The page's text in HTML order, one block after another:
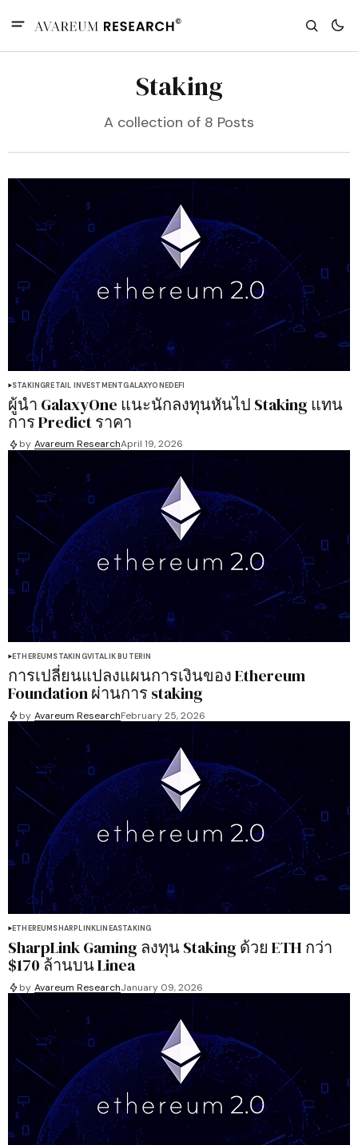
Staking
A collection of 8 Posts
STAKINGRETAIL INVESTMENTGALAXYONEDEFI
ผู้นำ GalaxyOne แนะนักลงทุนหันไป Staking แทน
การ Predict ราคา
by Avareum ResearchApril 19, 2026
ETHEREUMSTAKINGVITALIK BUTERIN
การเปลี่ยนแปลงแผนการเงินของ Ethereum
Foundation ผ่านการ staking
by Avareum ResearchFebruary 25, 2026
ETHEREUM SHARPLINKLINEASTAKING
SharpLink Gaming ลงทุน Staking ด้วย ETH กว่า
$170 ล้านบน Linea
by Avareum ResearchJanuary 09, 2026